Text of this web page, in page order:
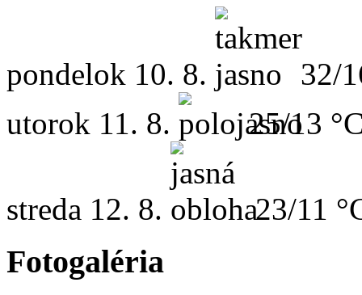
pondelok 10. 8.
32/
utorok 11. 8. 25/13
streda 12. 8. 23/11
Fotogaléria